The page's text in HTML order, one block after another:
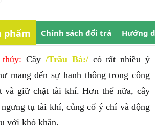
phẩm Chính sách đổi trả Hướng
Cây/Trầu Bà:/ có rất nhiều ý
mang đến sự hanh thông trong công
và giữ chặt tài khí. Hơn thế nữa, cây
tụ tài khí, củng cố ý chí và động
với khó khăn.